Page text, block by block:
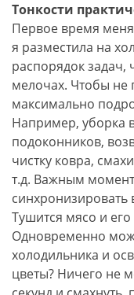
Тонкости
Первое время
я разместила на
распорядок задач,
мелочах. Чтобы не
максимально
Например, уборка
подоконников,
чистку ковра,
т.д. Важным
Тушится мясо и
Одновременно
холодильника и
цветы? Ничего не